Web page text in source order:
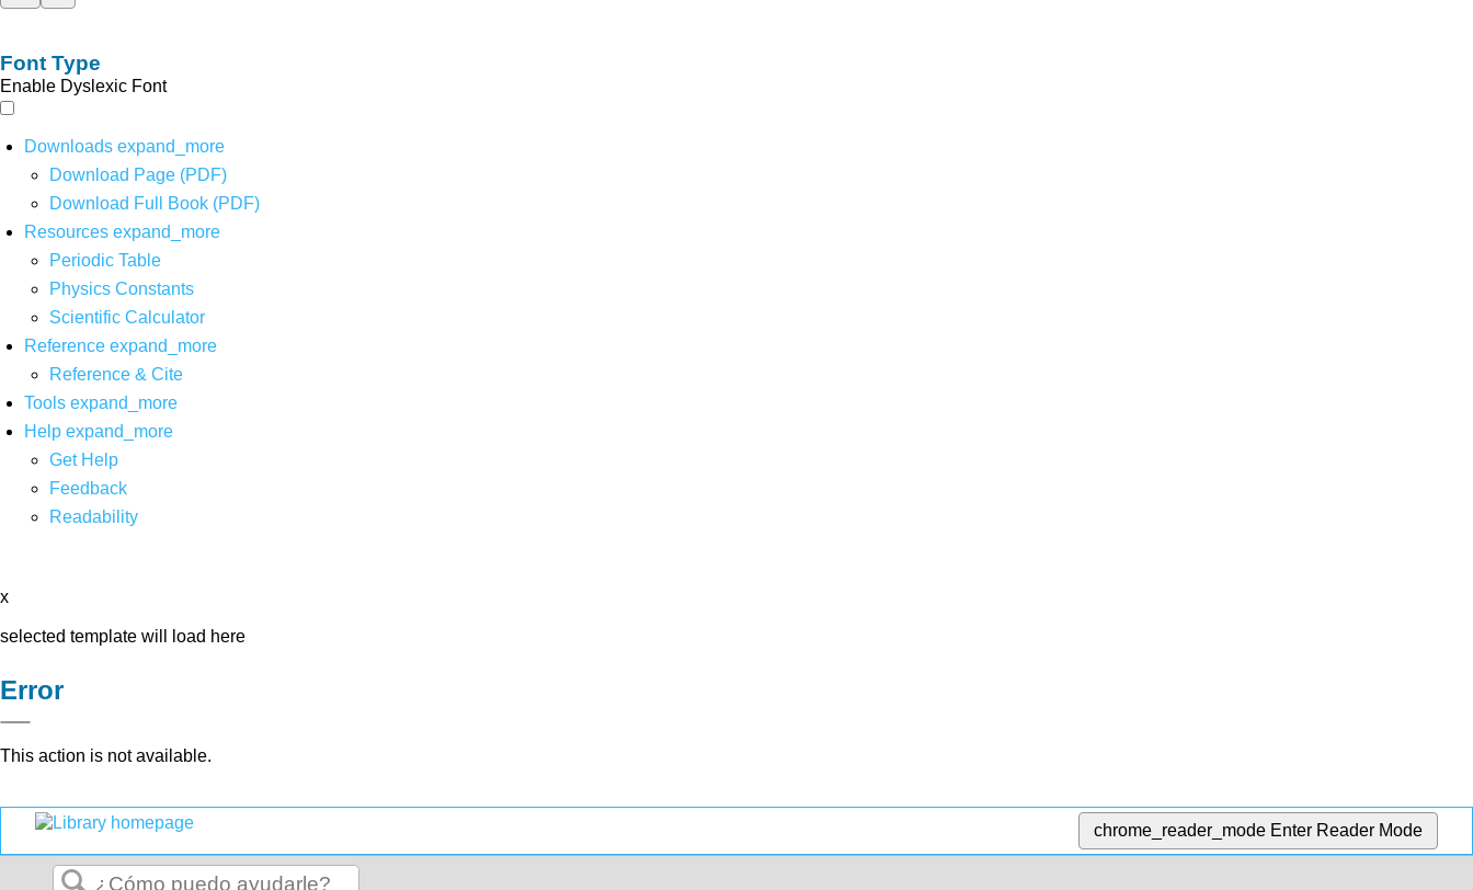
Font Type
Enable Dyslexic Font
Downloads expand_more
Download Page (PDF)
Download Full Book (PDF)
Resources expand_more
Periodic Table
Physics Constants
Scientific Calculator
Reference expand_more
Reference & Cite
Tools expand_more
Help expand_more
Get Help
Feedback
Readability
x
selected template will load here
Error
This action is not available.
chrome_reader_mode Enter Reader Mode